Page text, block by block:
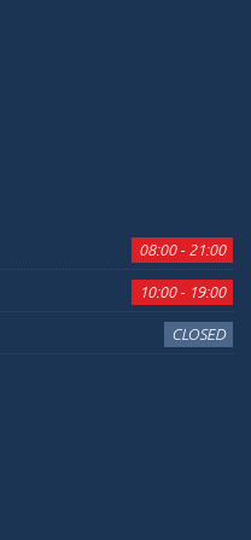
08:00 - 21:00
10:00 - 19:00
CLOSED